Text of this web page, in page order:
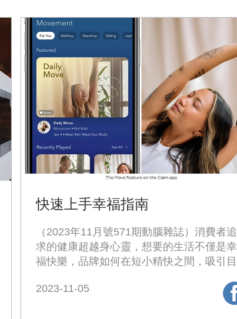
快速上手幸福指南
（2023年11月號571期動腦雜誌）消費者追
求的健康超越身心靈，想要的生活不僅是幸
福快樂，品牌如何在短小精快之間，吸引目
2023-11-05